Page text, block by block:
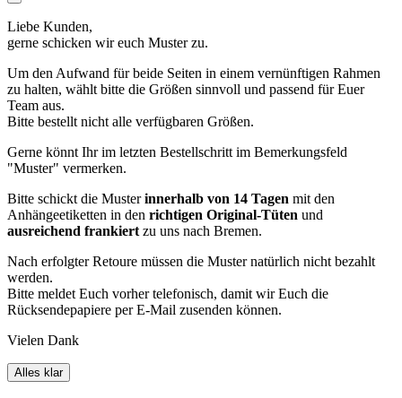
Liebe Kunden,
gerne schicken wir euch Muster zu.
Um den Aufwand für beide Seiten in einem vernünftigen Rahmen
zu halten, wählt bitte die Größen sinnvoll und passend für Euer
Team aus.
Bitte bestellt nicht alle verfügbaren Größen.
Gerne könnt Ihr im letzten Bestellschritt im Bemerkungsfeld
"Muster" vermerken.
Bitte schickt die Musterinnerhalb von 14 Tagen mit den
Anhängeetiketten in den richtigen Original-Tüten und
ausreichend frankiert zu uns nach Bremen.
Nach erfolgter Retoure müssen die Muster natürlich nicht bezahlt
werden.
Bitte meldet Euch vorher telefonisch, damit wir Euch die
Rücksendepapiere per E-Mail zusenden können.
Vielen Dank
Alles klar